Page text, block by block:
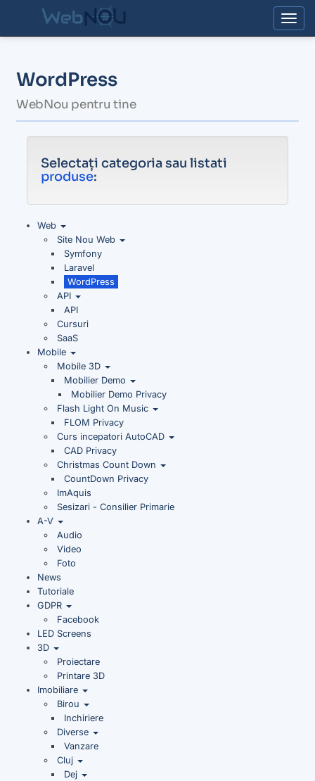
WordPress
WebNou pentru tine
Selectați categoria sau listati
produse:
Web
Site Nou Web
Symfony
Laravel
WordPress
API
API
Cursuri
SaaS
Mobile
Mobile 3D
Mobilier Demo
Mobilier Demo Privacy
Flash Light On Music
FLOM Privacy
Curs incepatori AutoCAD
CAD Privacy
Christmas Count Down
CountDown Privacy
ImAquis
Sesizari - Consilier Primarie
A-V
Audio
Video
Foto
News
Tutoriale
GDPR
Facebook
LED Screens
3D
Proiectare
Printare 3D
Imobiliare
Birou
Inchiriere
Diverse
Vanzare
Cluj
Dej